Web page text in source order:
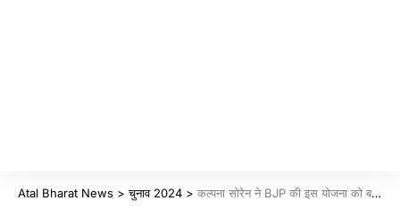
Atal Bharat News >चुनाव 2024 > कल्पना सोरेन ने BJP की इस योजना को बताया ‘चुनावी जुमला’, कहा- उन्होंने देश भर में फॉर्म भरवाकर लोगों को ठगने का लगाया आरोप